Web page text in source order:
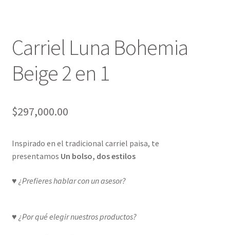
Carriel Luna Bohemia
Beige 2 en 1
$297,000.00
Inspirado en el tradicional carriel paisa, te
presentamos Un bolso, dos estilos
♥ ¿Prefieres hablar con un asesor?
♥ ¿Por qué elegir nuestros productos?